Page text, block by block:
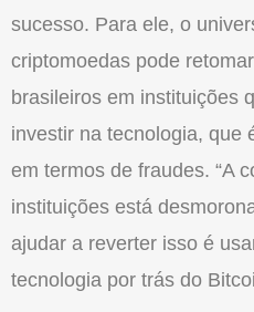
sucesso. Para ele, o
criptomoedas pode
brasileiros em instituições
investir na tecnologia, que
em termos de fraudes. “A
instituições está
ajudar a reverter isso é
tecnologia por trás do